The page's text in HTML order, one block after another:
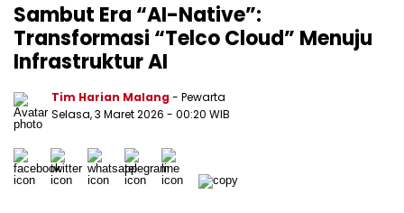
Sambut Era “AI-Native”:
Transformasi “Telco Cloud” Menuju
Infrastruktur AI
Tim Harian Malang- Pewarta
Selasa, 3 Maret 2026 - 00:20 WIB